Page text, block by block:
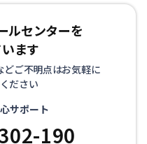
ルセンターを
ます
どご不明点はお気軽に
ださい
サポート
190